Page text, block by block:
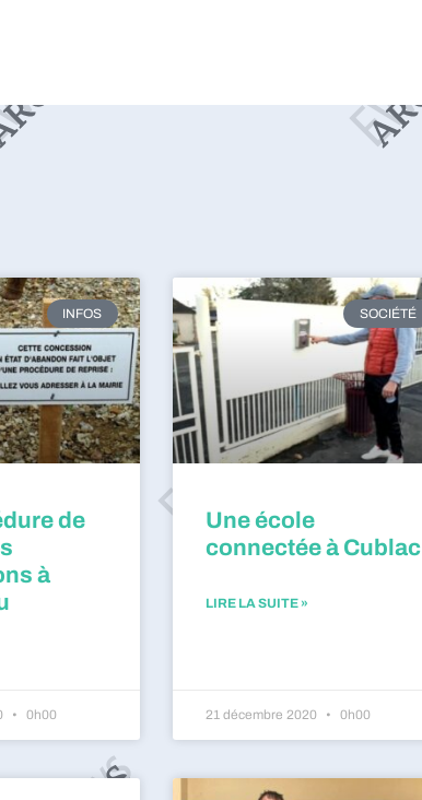
INFOS
de
à
0h00
SOCIÉTÉ
Une école
connectée à Cublac
LIRE LA SUITE »
21 décembre 2020 0h00